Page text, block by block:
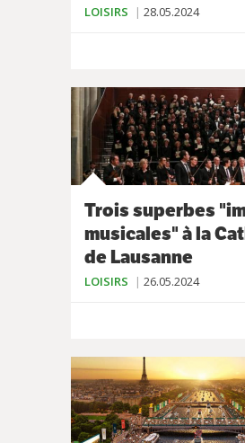
LOISIRS 28.05.2024
Trois superbes
musicales" à la
de Lausanne
LOISIRS 26.05.2024